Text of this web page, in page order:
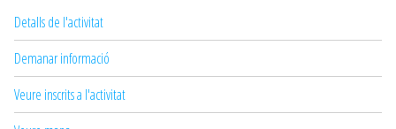
Detalls de l'activitat
Demanar informació
Veure inscrits a l'activitat